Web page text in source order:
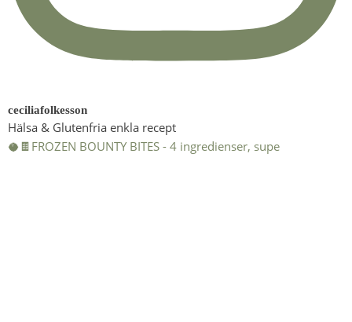
ceciliafolkesson
Hälsa & Glutenfria enkla recept
🥥🍫FROZEN BOUNTY BITES - 4 ingredienser, supe